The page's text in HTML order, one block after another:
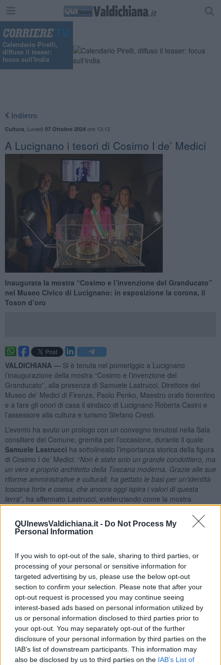
QUInewsValdichiana.it - Do Not Process My
Personal Information
If you wish to opt-out of the sale, sharing to third parties, or
processing of your personal or sensitive information for
targeted advertising by us, please use the below opt-out
section to confirm your selection. Please note that after your
opt-out request is processed you may continue seeing
interest-based ads based on personal information utilized by
us or personal information disclosed to third parties prior to
your opt-out. You may separately opt-out of the further
disclosure of your personal information by third parties on the
IAB’s list of downstream participants. This information may
also be disclosed by us to third parties on the IAB’s List of
Calendario Pirelli,
diffuso il teaser:
focus sull'India
Indietro
Cultura Lunedì 07 Ottobre 2024ore 13:12
​A Lucignano i tesori di Cosimo I de’ Medici
Inaugurata la mostra “Cosimo e l’invenzione del Granducato”
nel Museo Civico di Lucignano: in esposizione la corona, il
Toson d’oro
VALDICHIANA — Si è tenuta nel pomeriggio a Lucignano
l’inaugurazione della mostra “Cosimo e l’invenzione del
Granducato”, alla presenza di Samuele Lastrucci, Direttore del
Museo de’ Medici di Firenze, Paolo Penko, Maestro orafo fiorentino
e a fare gli onori di casa il sindaco di Lucignano Roberta Casini e
l’assessore alla cultura e turismo Stefano Cresti.
L’evento ha avuto un prologo con un convegno tenutosi nella Sala
consiliare del Comune, gremita per l’occasione, durante il quale
Samuele Lastrucci ha sottolineato l’importanza storica della figura
di Cosimo I de’ Medici: “Non è stato solo un grande condottiero, ma
un vero e proprio architetto della Toscana moderna. Grazie alle sue
riforme amministrative e culturali, ha gettato le basi per un’identità
toscana forte e coesa, che ancora oggi ispira i valori di questa
terra”, ha affermato Lastrucci, evidenziando come la mostra
rappresenti un’occasione per riscoprire il ruolo del primo Granduca
di Toscana nella creazione del Granducato. “
Raccontiamo la storia
della famiglia Medici e farlo in Valdichiana, a Lucignano, è
speciale– continua Lastrucci - possiamo raccontare la storia di
Cosimo I dei Medici. A Lucignano, che ospita l’Albero della vita,
trionfa l’arte orafa: lo abbiamo messo in dialogo con la teca che
esibisce i simboli tangibili del potere di Cosimo I: la corona, lo
scettro, il Toson d’Oro e in occasione dei 450 dalla morte di Cosimo
I e dell’aretino Giorgio Vasari, il medaglione che Pio V gli concesse
e che non era mai uscito fino ad oggi dalla bottega di Paolo Penko
A seguire, il maestro orafo Paolo Penkoha presentato alcune